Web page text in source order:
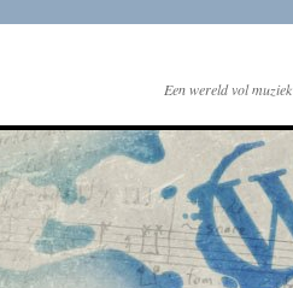
Een wereld vol muziek